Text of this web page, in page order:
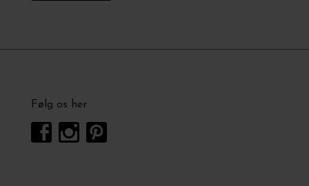
Følg os her